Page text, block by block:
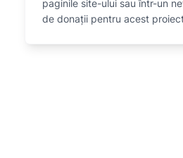
paginile site-ului sau într-un
de donații pentru acest